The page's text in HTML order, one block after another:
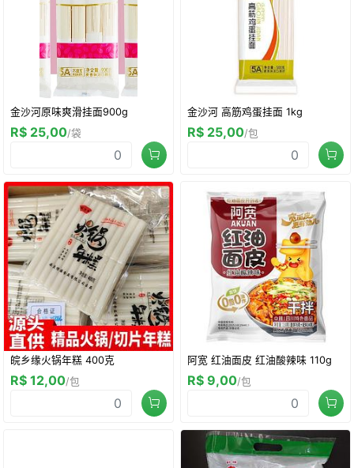
金沙河原味爽滑挂面900g
R$ 25,00/袋
金沙河 高筋鸡蛋挂面 1kg
R$ 25,00/包
皖乡缘火锅年糕 400克
R$ 12,00/包
阿宽 红油面皮 红油酸辣味 110g
R$ 9,00/包